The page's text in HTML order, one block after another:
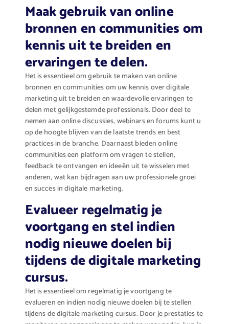
Maak gebruik van online
bronnen en communities om
kennis uit te breiden en
ervaringen te delen.
Het is essentieel om gebruik te maken van online
bronnen en communities om uw kennis over digitale
marketing uit te breiden en waardevolle ervaringen te
delen met gelijkgestemde professionals. Door deel te
nemen aan online discussies, webinars en forums kunt u
op de hoogte blijven van de laatste trends en best
practices in de branche. Daarnaast bieden online
communities een platform om vragen te stellen,
feedback te ontvangen en ideeën uit te wisselen met
anderen, wat kan bijdragen aan uw professionele groei
en succes in digitale marketing.
Evalueer regelmatig je
voortgang en stel indien
nodig nieuwe doelen bij
tijdens de digitale marketing
cursus.
Het is essentieel om regelmatig je voortgang te
evalueren en indien nodig nieuwe doelen bij te stellen
tijdens de digitale marketing cursus. Door je prestaties te